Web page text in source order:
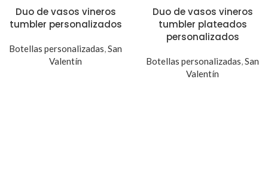
Duo de vasos vineros
tumbler personalizados
Botellas personalizadas,San
Valentín
Duo de vasos vineros
tumbler plateados
personalizados
Botellas personalizadas,San
Valentín